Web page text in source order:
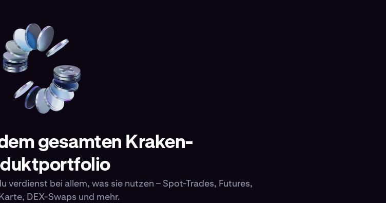
gesamten Kraken-
verdienst bei allem, was sie nutzen – Spot-Trades, Futures,
DEX-Swaps und mehr.